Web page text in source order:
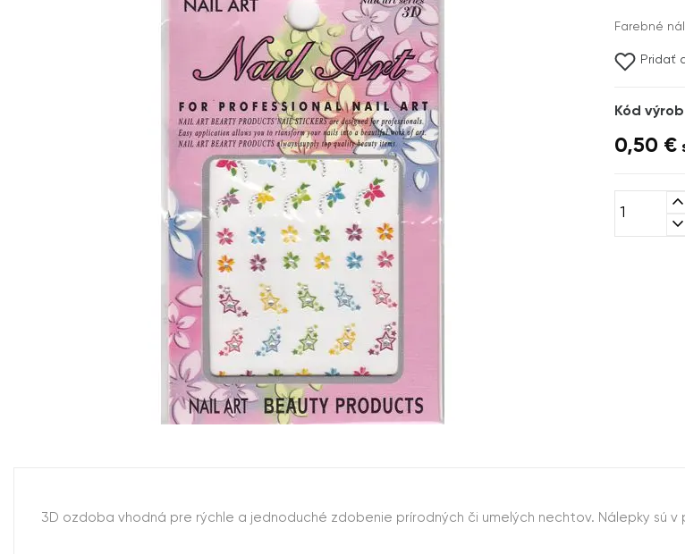
Farebné
Pridať
Kód
0,50 €
expand_less
expand_more
3D ozdoba vhodná pre rýchle a jednoduché zdobenie prírodných či umelých nechtov. Nálepky sú